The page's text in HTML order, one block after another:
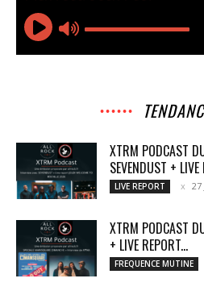
XTRM PODCAST
SEVENDUST + LIVE
LIVE REPORT 27
XTRM PODCAST
+ LIVE REPORT...
FREQUENCE MUTINE